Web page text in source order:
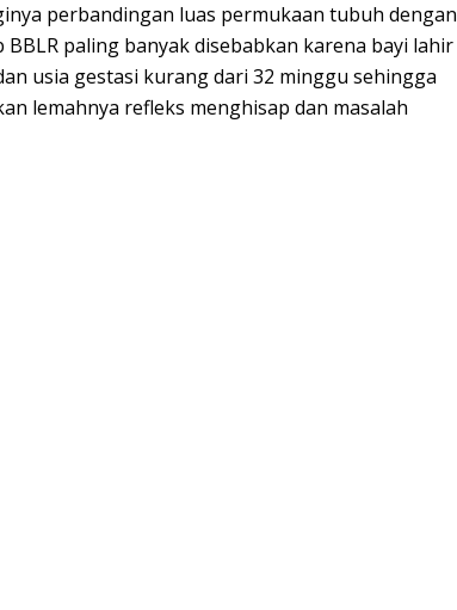
perbandingan luas permukaan tubuh dengan
BBLR paling banyak disebabkan karena bayi lahir
usia gestasi kurang dari 32 minggu sehingga
lemahnya refleks menghisap dan masalah